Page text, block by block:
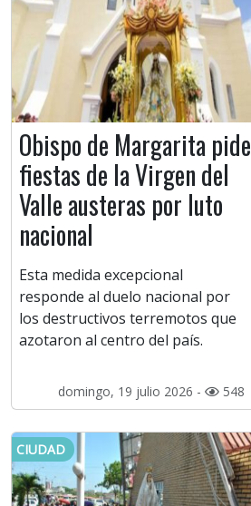
Obispo de Margarita pide
fiestas de la Virgen del
Valle austeras por luto
nacional
Esta medida excepcional
responde al duelo nacional por
los destructivos terremotos que
azotaron al centro del país.
domingo, 19 julio 2026 - 548
CIUDAD